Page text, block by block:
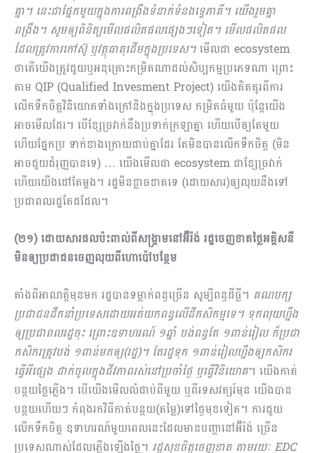
គ្នា។ នេះជាផ្នែកមួយក្នុងការពង្រឹង​ទំនាក់ទំនងទ្វេភាគី។ យើងរួមគ្នា
ពង្រឹង។ សូមឲ្យពិនិត្យមើលផលិតផលផ្សេងៗទៀត។ មើល​ផលិតផល
ដែលត្រូវការកៅស៊ូ ឬវត្ថុធាតុដើមក្នុងប្រទេស។មើលជា ecosystem
ថាតើយើងត្រូវ​ជួយឬអនុគ្រោះកម្រិតណាដល់សិប្បកម្មប្រភេទ​ណា ព្រោះ​
តាម QIP (Qualified Invesment Project) យើងគិតគូរពីការ​
លើក​ទឹកចិត្តវិនិយោគទាំងក្រៅនិងក្នុងប្រទេស កម្រិតធំ​មួយ ប៉ុន្ដែយើង
អាចមើលដែរ។ បើ​ខ្សែច្រវាក់នឹង​ប្រទាក់​ក្រឡាគ្នា ហើយបើឲ្យតែមួយ
ហើយផ្នែកប្រ ទាក់​ខាង​ក្រោយ​ជាប់គ្នាដែរ តែ​មិនបាន​លើក​ទឹកចិត្ត (មិន
អាចជួយជំរុញបានទេ) … យើងមើលជា​ ecosystem ជា​ខ្សែច្រវាក់
ហើយយើងដៅតែម្ដង។ រដ្ឋមិនខ្លាចខាតទេ (ដោយសារ)ឲ្យលុយ​នឹងទៅ
ប្រជា​ពលរដ្ឋតែដដែល។
(២១) ដោយសារផលប៉ះពាល់ពីសង្គ្រាមនៅអ៊ីរ៉ង់ រដ្ឋចេញខាតថ្លៃអគ្គិសនី
មិន​ឲ្យប្រជាជនចេញលុយពីហោប៉ៅបន្ថែម
តាំងពីអាណត្ដិមុនមក រដ្ឋបានទម្លាក់ពន្ធច្រើន សូម្បីពន្ធដីធ្លី។ គណបក្ស
ប្រជាជន​ដឹក​នាំប្រទេស​ដោយអត់យក​ពន្ធលើដីកសិកម្មទេ។ ទុកលុយហ្នឹង
ឲ្យប្រជាពលរដ្ឋចុះ ព្រោះឧទាហរណ៍ ១ឆ្នាំ បង់ពន្ធ​តែ ១ពាន់រៀល ក៏ប្រជា
កសិករត្រូវបង់ ១ពាន់មកឲ្យ(រដ្ឋ)។ តែរដ្ឋទុក ១ពាន់រៀលហ្នឹងឲ្យកសិករ
ធ្វើអីផ្សេង ដាក់ចូលក្នុងជីវភាពរស់នៅប្រចាំថ្ងៃ ឬធ្វើវិនិយោគ។ យើងកាត់
បន្ថយថ្លៃភ្លើង។ បើយើងមើលលំដាប់ពីមួយ​ ឬពីរទសវត្សរ៍មុន យើងបាន​
បន្ថយ​ហើយៗ កំពុងរកវិធីកាត់បន្ថយ(តម្លៃ)ទៅថ្ងៃមុខទៀត។ ការជួយ
លើកទឹកចិត្ត ឧទាហរណ៍មួយពេល​នេះ​ដែលមានបញ្ហានៅអ៊ីរ៉ង់ ច្រើន
ប្រទេសណាស់ដែលភ្លើង​ឡើងថ្លៃ។ រដ្ឋសុខចិត្តចេញខាត តាមរយៈ EDC